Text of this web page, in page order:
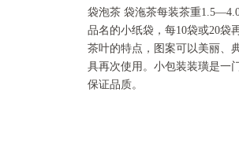
袋泡茶 袋沲茶每装茶重
品名的小纸袋，每10袋或20
茶叶的特点，图案可以美丽、
具再次使用。小包装装璜是一
保证品质。